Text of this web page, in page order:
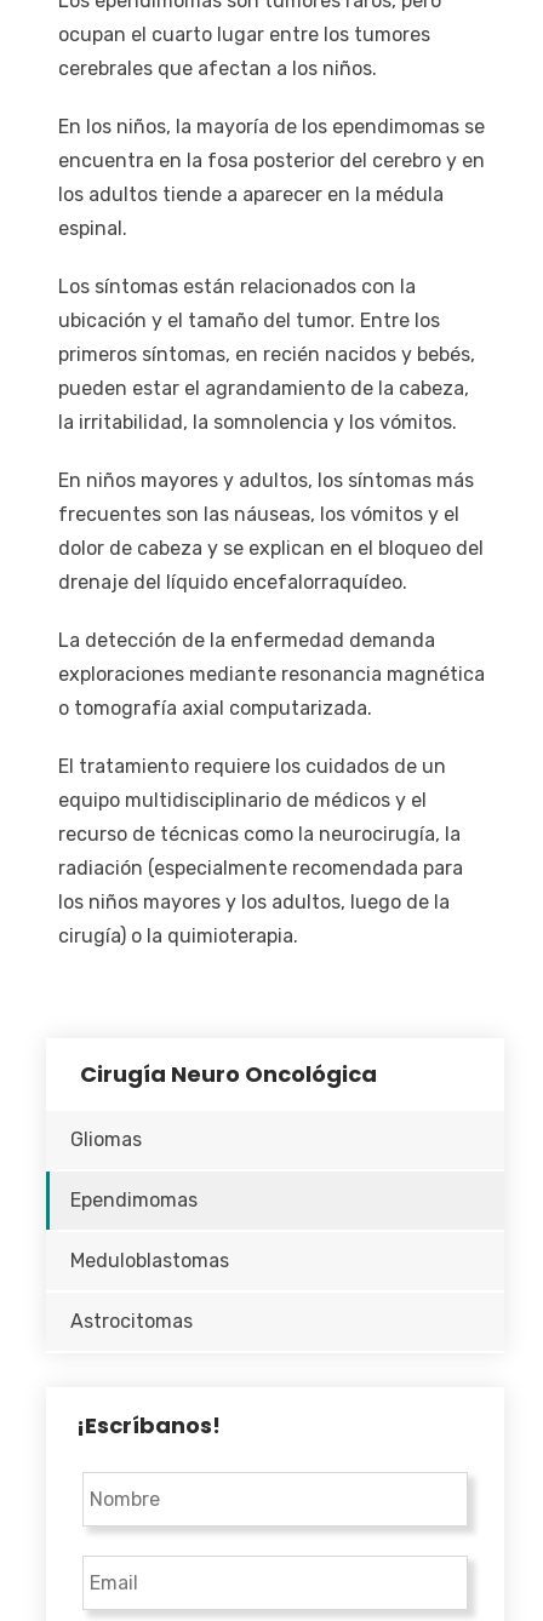
ocupan el cuarto lugar entre los tumores
cerebrales que afectan a los niños.
En los niños, la mayoría de los ependimomas se
encuentra en la fosa posterior del cerebro y en
los adultos tiende a aparecer en la médula
espinal.
Los síntomas están relacionados con la
ubicación y el tamaño del tumor. Entre los
primeros síntomas, en recién nacidos y bebés,
pueden estar el agrandamiento de la cabeza,
la irritabilidad, la somnolencia y los vómitos.
En niños mayores y adultos, los síntomas más
frecuentes son las náuseas, los vómitos y el
dolor de cabeza y se explican en el bloqueo del
drenaje del líquido encefalorraquídeo.
La detección de la enfermedad demanda
exploraciones mediante resonancia magnética
o tomografía axial computarizada.
El tratamiento requiere los cuidados de un
equipo multidisciplinario de médicos y el
recurso de técnicas como la neurocirugía, la
radiación (especialmente recomendada para
los niños mayores y los adultos, luego de la
cirugía) o la quimioterapia.
Cirugía Neuro Oncológica
Gliomas
Ependimomas
Meduloblastomas
Astrocitomas
¡Escríbanos!